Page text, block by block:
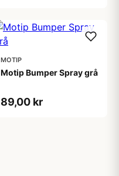
MOTIP
Motip Bumper Spray grå
89,00 kr